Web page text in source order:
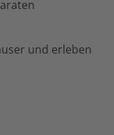
und erleben